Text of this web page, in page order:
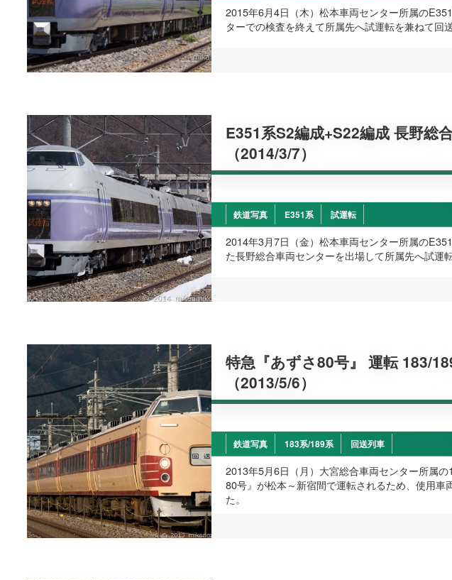
2015年6月4日（木）松本車両センター所属の
ターでの検査を終えて所属先へ試運転を兼ねて回
E351系S2編成+S22編成 長野総
（2014/3/7）
鉄道写真 E351系 試運転
2014年3月7日（金）松本車両センター所属の
た長野総合車両センターを出場して所属先へ試運
特急『あずさ80号』 運転 183/
（2013/5/6）
鉄道写真 183系/189系 回送列車
2013年5月6日（月）大宮総合車両センター所属
80号』が松本～新宿間で運転されるため、使用
た。